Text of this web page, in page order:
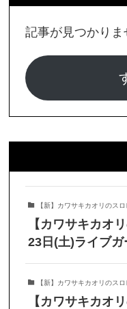
記事が見つかりま
【新】カワサキカオリのス
【カワサキカオ
23日(土)ライブ
【新】カワサキカオリのス
【カワサキカオ